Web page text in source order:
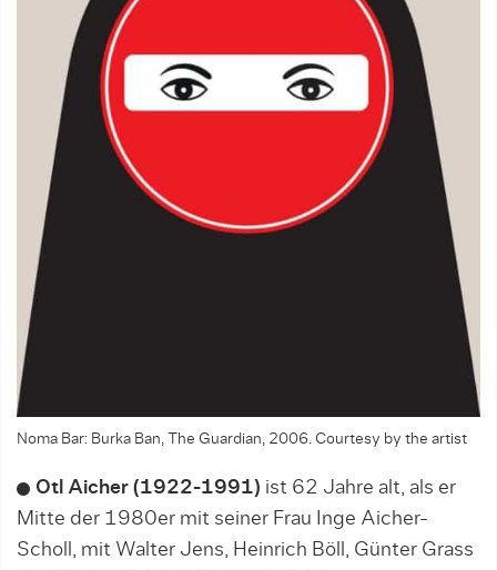
Noma Bar: Burka Ban, The Guardian, 2006. Courtesy by the artist
Otl Aicher (1922-1991) ist 62 Jahre alt, als er
Mitte der 1980er mit seiner Frau Inge Aicher-
Scholl, mit Walter Jens, Heinrich Böll, Günter Grass